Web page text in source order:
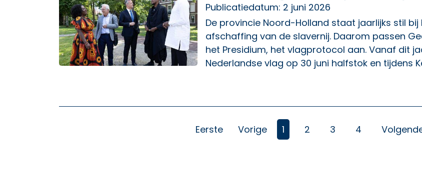
Publicatiedatum: 2 juni 2026
De provincie Noord-Holland staat jaarlijks stil
afschaffing van de slavernij. Daarom passen
het Presidium, het vlagprotocol aan. Vanaf dit
Nederlandse vlag op 30 juni halfstok en tijdens
Eerste Vorige 1(Huidige)
2 3 4